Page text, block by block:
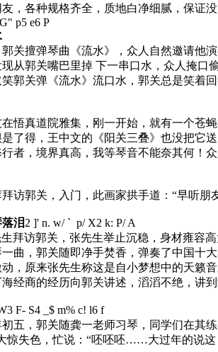
，各种规格齐全，质地白净细腻，保证
p5 e6 P
关擅弹琴曲《流水》，众人自然邀请他
从郭关嘴巴里掉 下一串口水，众人掩口
笑郭关弹《流水》流口水，郭关总是笑着
悟真道院雅集，刚一开始，就有一个苍
了得，王中文的《阳关三叠》也没把它
者，境界真高，我等琴音不能奈其何！众
访郭关，入门，此画家拱手道：“早听朋
泪2 ]' n. w/ ` p/ X2 k: P/ A
生拜访郭关，张先生举止沉稳，身材雍容
曲，郭关随即净手焚香，弹奏了中国十
，原来张先生称这是自小梦想中的天籁
经商的经历向郭关讲述，滔滔不绝，讲
F- S4 _$ m% c! l6 f
初五，郭关随龚一老师习琴，同学们在其
惊失色，忙说：“呸呸呸……大过年的说